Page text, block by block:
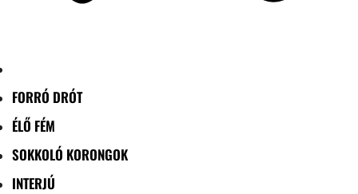
FORRÓ DRÓT
ÉLŐ FÉM
SOKKOLÓ KORONGOK
INTERJÚ